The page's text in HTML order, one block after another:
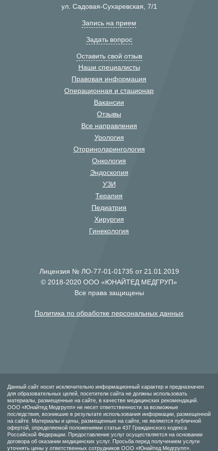
ул. Садовая-Сухаревская, 7/1
Запись на прием
Задать вопрос
Оставить свой отзыв
Наши специалисты
Правовая информация
Операционная и стационар
Вакансии
Отзывы
Все направления
Урология
Оториноларингология
Онкология
Эндоскопия
УЗИ
Терапия
Педиатрия
Хирургия
Гинекология
Лицензия № ЛО-77-01-01735 от 21.01.2019
© 2018-2020 ООО «ЮНАЙТЕД МЕДГРУП»
Все права защищены
Политика по обработке персональных данных
Данный сайт носит исключительно информационный характер и предназначен
для образовательных целей, посетители сайта не должны использовать
материалы, размещенные на сайте, в качестве медицинских рекомендаций.
ООО «Юнайтед Медгрупп» не несет ответственности за возможные
последствия, возникшие в результате использования информации, размещенной
на сайте. Материалы и цены, размещенные на сайте, не являются публичной
офертой, определяемой положениями статьи 437 Гражданского кодекса
Российской Федерации. Предоставление услуг осуществляется на основании
договора об оказании медицинских услуг. Просьба перед получением услуги
уточнять цены у ответственных сотрудников ООО «Юнайтед Медгрупп».